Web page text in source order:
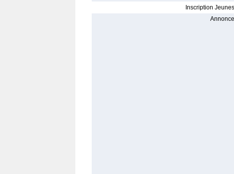
Inscription